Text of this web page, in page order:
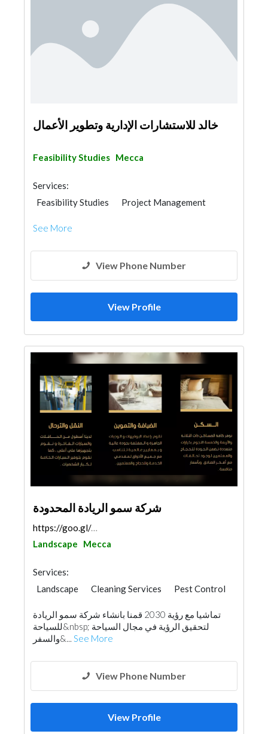
خالد للاستشارات الإدارية وتطوير الأعمال
Feasibility Studies Mecca
Services:
Feasibility Studies
Project Management
See More
View Phone Number
View Profile
شركة سمو الريادة المحدودة
https://goo.gl/maps/qeWA9tg2c5dDjZJu8
Landscape
Mecca
Services:
Landscape
Cleaning Services
Pest Control
Water Tank
Hotel Supplies
Office Furnitures
Building Maintenance
Interior Design
تماشيا مع رؤية 2030 قمنا بانشاء شركة سمو الريادة
للسياحة&nbsp; لتحقيق الرؤية في مجال السياحة
والسفر&... See More
View Phone Number
View Profile